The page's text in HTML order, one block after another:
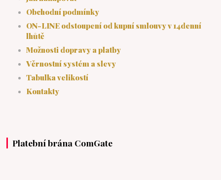
Obchodní podmínky
ON-LINE odstoupení od kupní smlouvy v 14denní
lhůtě
Možnosti dopravy a platby
Věrnostní systém a slevy
Tabulka velikostí
Kontakty
Platební brána ComGate